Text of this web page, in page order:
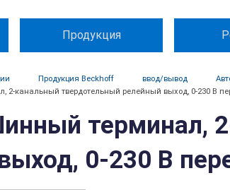
Продукция
Продукция Beckhoff ввод/вывод
канальный твердотельный релейный выход, 0-230 В
терминал,
0-230 В